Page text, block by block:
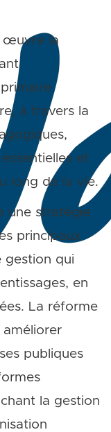
œuvre la
à travers la
et
long de la vie.
une stratégie
principaux
gestion qui
en
La réforme
publiques
la gestion